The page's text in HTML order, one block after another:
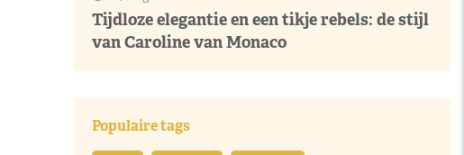
Tijdloze elegantie en een tikje rebels: de stijl
van Caroline van Monaco
Populaire tags